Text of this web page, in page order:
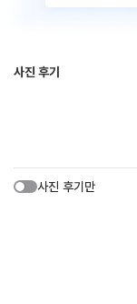
사진 후기
사진 후기만